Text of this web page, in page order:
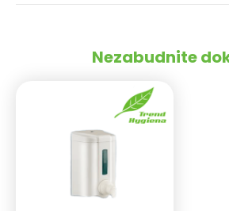
Nezabudnite